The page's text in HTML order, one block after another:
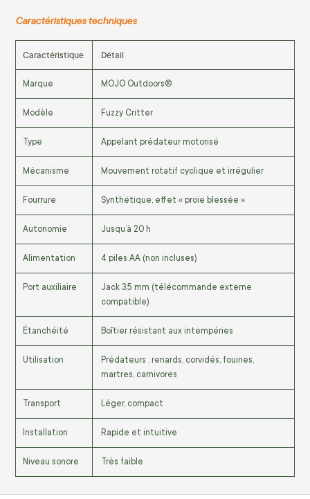
Caractéristiques techniques
Caractéristique Détail
Marque MOJO Outdoors®
Modèle Fuzzy Critter
Type Appelant prédateur motorisé
Mécanisme Mouvement rotatif cyclique et irrégulier
Fourrure Synthétique, effet « proie blessée »
Autonomie Jusqu’à 20 h
Alimentation 4 piles AA (non incluses)
Port auxiliaire
Jack 3,5 mm (télécommande externe
compatible)
Étanchéité Boîtier résistant aux intempéries
Utilisation
Prédateurs : renards, corvidés, fouines,
martres, carnivores
Transport Léger, compact
Installation Rapide et intuitive
Niveau sonore Très faible